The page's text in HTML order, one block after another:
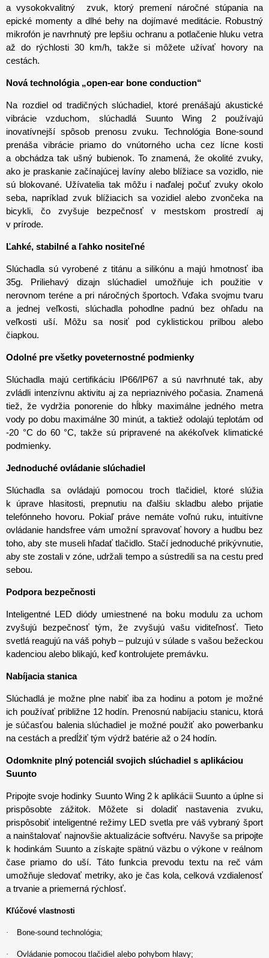
a vysokokvalitný
zvuk, ktorý premení náročné stúpania na
epické momenty a dlhé behy na dojímavé meditácie. Robustný
mikrofón je navrhnutý pre lepšiu ochranu a potlačenie hluku vetra
až do rýchlosti 30 km/h, takže si môžete užívať hovory na
cestách.
Nová technológia „open-ear bone conduction“
Na rozdiel od tradičných slúchadiel, ktoré prenášajú akustické
vibrácie vzduchom, slúchadlá Suunto Wing 2 používajú
inovatívnejší spôsob prenosu zvuku. Technológia Bone-sound
prenáša vibrácie priamo do vnútorného ucha cez lícne kosti
a obchádza tak ušný bubienok. To znamená, že okolité zvuky,
ako je praskanie začínajúcej lavíny alebo blížiace sa vozidlo, nie
sú blokované. Užívatelia tak môžu i naďalej počuť zvuky okolo
seba, napríklad zvuk blížiacich sa vozidiel alebo zvončeka na
bicykli, čo zvyšuje bezpečnosť v mestskom prostredí aj
v prírode.
Ľahké, stabilné a ľahko nositeľné
Slúchadla sú vyrobené z titánu a silikónu a majú hmotnosť iba
35g. Priliehavý dizajn slúchadiel umožňuje ich použitie v
nerovnom teréne a pri náročných športoch. Vďaka svojmu tvaru
a jednej veľkosti, slúchadla pohodlne padnú bez ohľadu na
veľkosti uší. Môžu sa nosiť pod cyklistickou prilbou alebo
čiapkou.
Odolné pre všetky poveternostné podmienky
Slúchadla majú certifikáciu IP66/IP67 a sú navrhnuté tak, aby
zvládli intenzívnu aktivitu aj za nepriaznivého počasia. Znamená
tiež, že vydržia ponorenie do hĺbky maximálne jedného metra
vody po dobu maximálne 30 minút, a taktiež odolajú teplotám od
-20 °C do 60 °C, takže sú pripravené na akékoľvek klimatické
podmienky.
Jednoduché ovládanie slúchadiel
Slúchadla sa ovládajú pomocou troch tlačidiel, ktoré slúžia
k úprave hlasitosti, prepnutiu na ďalšiu skladbu alebo prijatie
telefónneho hovoru. Pokiaľ práve nemáte voľnú ruku, intuitívne
ovládanie handsfree vám umožní spravovať hovory a hudbu bez
toho, aby ste museli hľadať tlačidlo. Stačí jednoduché prikývnutie,
aby ste zostali v zóne, udržali tempo a sústredili sa na cestu pred
sebou.
Podpora bezpečnosti
Inteligentné LED diódy umiestnené na boku modulu za uchom
zvyšujú bezpečnosť tým, že zvyšujú vašu viditeľnosť. Tieto
svetlá reagujú na váš pohyb – pulzujú v súlade s vašou bežeckou
kadenciou alebo blikajú, keď kontrolujete premávku.
Nabíjacia stanica
Slúchadlá je možne plne nabiť iba za hodinu a potom je možné
ich používať približne 12 hodín. Prenosnú nabíjaciu stanicu, ktorá
je súčasťou balenia slúchadiel je možné použiť ako powerbanku
na cestách a predĺžiť tým výdrž batérie až o 24 hodín.
Odomknite plný potenciál svojich slúchadiel s aplikáciou
Suunto
Pripojte svoje hodinky Suunto Wing 2 k aplikácii Suunto a úplne si
prispôsobte zážitok. Môžete si doladiť nastavenia zvuku,
prispôsobiť inteligentné režimy LED svetla pre váš vybraný šport
a nainštalovať najnovšie aktualizácie softvéru. Navyše sa pripojte
k hodinkám Suunto a získajte spätnú väzbu o výkone v reálnom
čase priamo do uší. Táto funkcia prevodu textu na reč vám
umožňuje sledovať metriky, ako je čas kola, celková vzdialenosť
a trvanie a priemerná rýchlosť.
Kľúčové vlastnosti
· Bone-sound technológia;
· Ovládanie pomocou tlačidiel alebo pohybom hlavy;